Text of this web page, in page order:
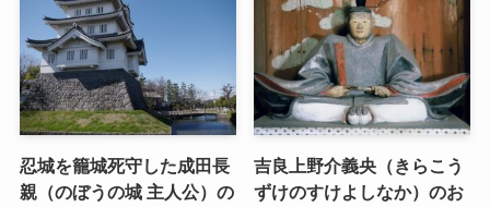
忍城を籠城死守した成田長
親（のぼうの城 主人公）の
吉良上野介義央（きらこう
ずけのすけよしなか）のお